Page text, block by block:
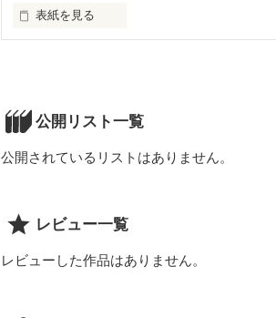
知りたくないですか？
「貴方と共に「銀時計」を探してくれる。」
「銀の海中時計」
を落としていく。
その人の全てが刻まれた海中時計。
表紙を見る
「運命の恋」を告げる歌。
貴方はきっと出会う。
運命の人に。
♡♡♡
公開リスト一覧
公開されているリストはありません。
レビュー一覧
レビューした作品はありません。